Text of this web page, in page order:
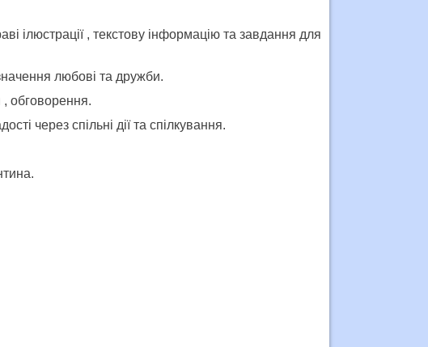
ілюстрації , текстову інформацію та завдання для
любові та дружби.
, обговорення.
через спільні дії та спілкування.